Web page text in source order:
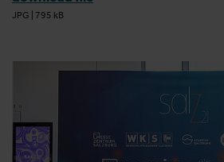
JPG 795 kB